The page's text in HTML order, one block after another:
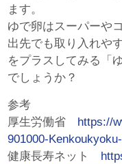
ます。
ゆで卵はスーパーや
出先でも取り入れや
をプラスしてみる「
でしょうか？
参考
厚生労働省 https://
901000-
健康長寿ネット